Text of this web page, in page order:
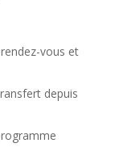
vous et
depuis